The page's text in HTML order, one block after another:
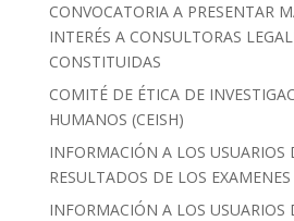
CONVOCATORIA A PRESENTAR
INTERÉS A CONSULTORAS
CONSTITUIDAS
COMITÉ DE ÉTICA DE
HUMANOS (CEISH)
INFORMACIÓN A LOS USUARIOS
RESULTADOS DE LOS EXAMENES
INFORMACIÓN A LOS USUARIOS